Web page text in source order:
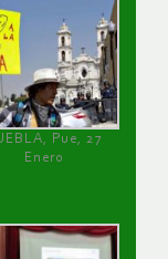
Pue, 27
Enero